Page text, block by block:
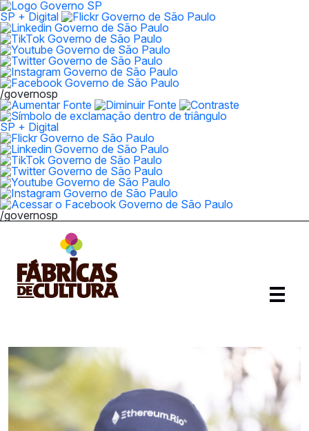
SP + Digital
/governosp
SP + Digital
/governosp